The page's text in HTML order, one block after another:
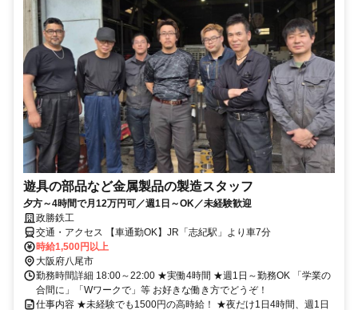
遊具の部品など金属製品の製造スタッフ
夕方～4時間で月12万円可／週1日～OK／未経験歓迎
政勝鉄工
交通・アクセス 【車通勤OK】JR「志紀駅」より車7分
時給1,500円以上
大阪府八尾市
勤務時間詳細 18:00～22:00 ★実働4時間 ★週1日～勤務OK 「学業の
合間に」「Wワークで」等 お好きな働き方でどうぞ！
仕事内容 ★未経験でも1500円の高時給！ ★夜だけ1日4時間、週1日